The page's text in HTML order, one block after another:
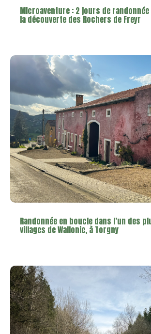
Microaventure : 2 jours de
la découverte des Rochers de Freyr
Randonnée en boucle dans l’un des
villages de Wallonie, à Torgny